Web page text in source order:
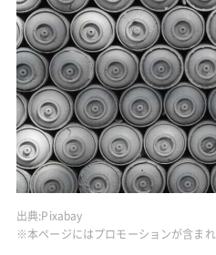
出典:Pixabay
※本ページにはプロモーションが含ま